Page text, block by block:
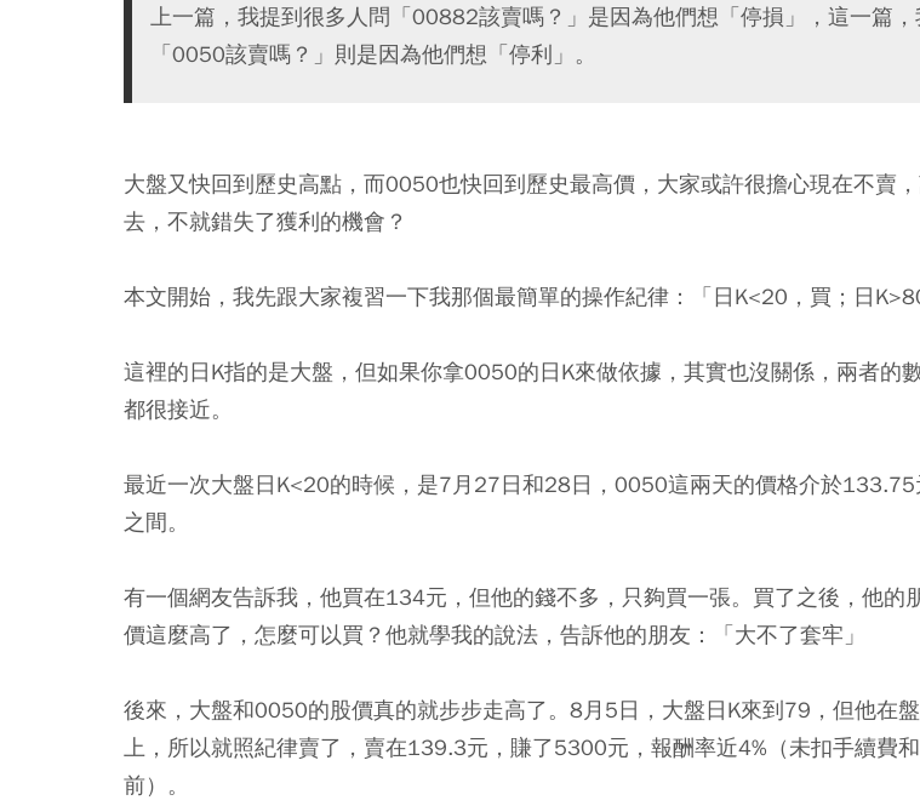
上一篇，我提到很多人問「00882該賣嗎？」是因為他們想「停損」，這一篇
「0050該賣嗎？」則是因為他們想「停利」。
大盤又快回到歷史高點，而0050也快回到歷史最高價，大家或許很擔心現在不賣
去，不就錯失了獲利的機會？
本文開始，我先跟大家複習一下我那個最簡單的操作紀律： 「日K<20，買；日
這裡的日K指的是大盤，但如果你拿0050的日K來做依據，其實也沒關係，兩者的
都很接近。
最近一次大盤日K<20的時候，是7月27日和28日，0050這兩天的價格介於
之間。
有一個網友告訴我，他買在134元，但他的錢不多，只夠買一張。買了之後，他的
價這麼高了，怎麼可以買？他就學我的說法，告訴他的朋友：「大不了套牢」
後來，大盤和0050的股價真的就步步走高了。 8月5日，大盤日K來到79，但他在
上，所以就照紀律賣了，賣在139.3元，賺了5300元，報酬率近4%（未扣手續費
前）。